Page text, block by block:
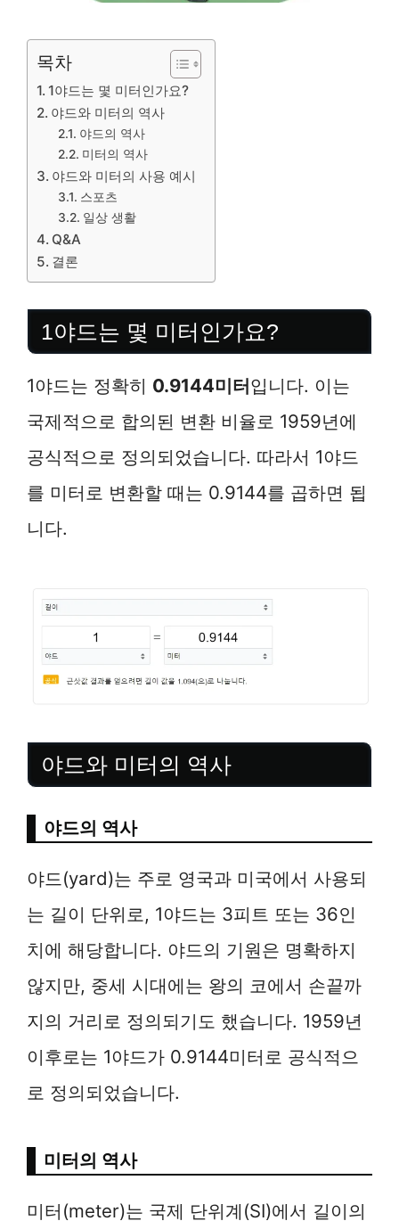
목차
1야드는 몇 미터인가요?
야드와 미터의 역사
야드의 역사
미터의 역사
야드와 미터의 사용 예시
스포츠
일상 생활
Q&A
결론
1야드는 몇 미터인가요?
1야드는 정확히 0.9144미터입니다. 이는
국제적으로 합의된 변환 비율로 1959년에
공식적으로 정의되었습니다. 따라서 1야드
를 미터로 변환할 때는 0.9144를 곱하면 됩
니다.
야드와 미터의 역사
야드의 역사
야드(yard)는 주로 영국과 미국에서 사용되
는 길이 단위로, 1야드는 3피트 또는 36인
치에 해당합니다. 야드의 기원은 명확하지
않지만, 중세 시대에는 왕의 코에서 손끝까
지의 거리로 정의되기도 했습니다. 1959년
이후로는 1야드가 0.9144미터로 공식적으
로 정의되었습니다.
미터의 역사
미터(meter)는 국제 단위계(SI)에서 길이의